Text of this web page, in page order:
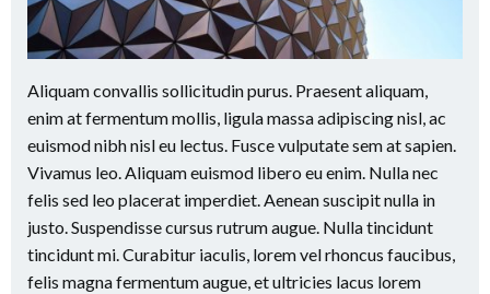
Aliquam convallis sollicitudin purus. Praesent aliquam,
enim at fermentum mollis, ligula massa adipiscing nisl, ac
euismod nibh nisl eu lectus. Fusce vulputate sem at sapien.
Vivamus leo. Aliquam euismod libero eu enim. Nulla nec
felis sed leo placerat imperdiet. Aenean suscipit nulla in
justo. Suspendisse cursus rutrum augue. Nulla tincidunt
tincidunt mi. Curabitur iaculis, lorem vel rhoncus faucibus,
felis magna fermentum augue, et ultricies lacus lorem